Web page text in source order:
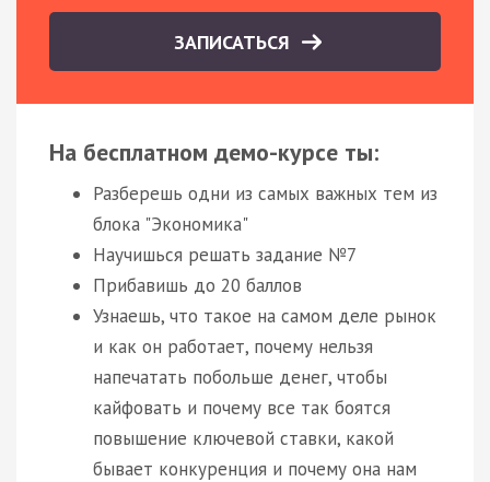
ЗАПИСАТЬСЯ
На бесплатном демо-курсе ты:
Разберешь одни из самых важных тем из
блока "Экономика"
Научишься решать задание №7
Прибавишь до 20 баллов
Узнаешь, что такое на самом деле рынок
и как он работает, почему нельзя
напечатать побольше денег, чтобы
кайфовать и почему все так боятся
повышение ключевой ставки, какой
бывает конкуренция и почему она нам